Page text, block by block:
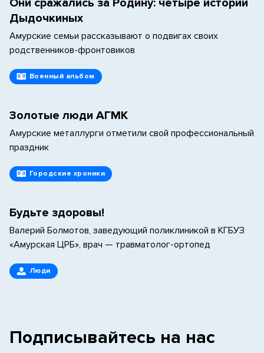
Они сражались за Родину: четыре истории
Дыдочкиных
Амурские семьи рассказывают о подвигах своих
родственников-фронтовиков
Военный альбом
Золотые люди АГМК
Амурские металлурги отметили свой профессиональный
праздник
Городские хроники
Будьте здоровы!
Валерий Болмотов, заведующий поликлиникой в КГБУЗ
«Амурская ЦРБ», врач — травматолог-ортопед
Люди
Подписывайтесь на нас